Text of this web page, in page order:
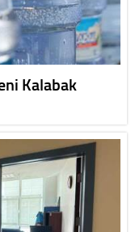
Kalabak